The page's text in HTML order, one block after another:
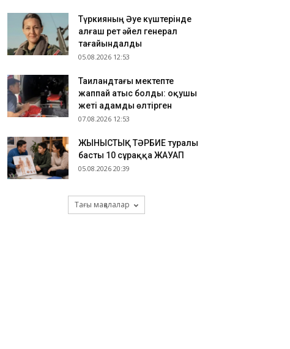
Түркияның Әуе күштерінде
алғаш рет әйел генерал
тағайындалды
05.08.2026 12:53
Таиландтағы мектепте
жаппай атыс болды: оқушы
жеті адамды өлтірген
07.08.2026 12:53
ЖЫНЫСТЫҚ ТӘРБИЕ туралы
басты 10 сұраққа ЖАУАП
05.08.2026 20:39
Тағы мақалалар